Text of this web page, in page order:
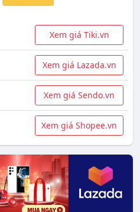
Xem giá Tiki.vn
Xem giá Lazada.vn
Xem giá Sendo.vn
Xem giá Shopee.vn